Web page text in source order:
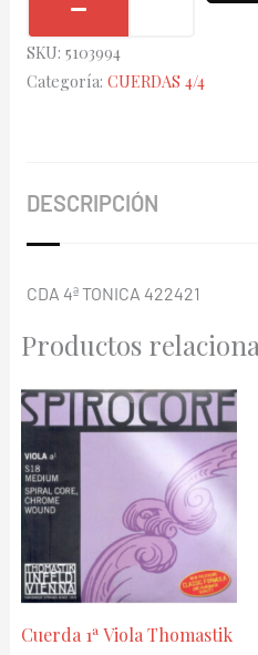
422921
SKU: 5103994
Categoría: CUERDAS 4/4
DESCRIPCIÓN
CDA 4ª TONICA 422421
Productos
Cuerda 1ª Viola Thomastik